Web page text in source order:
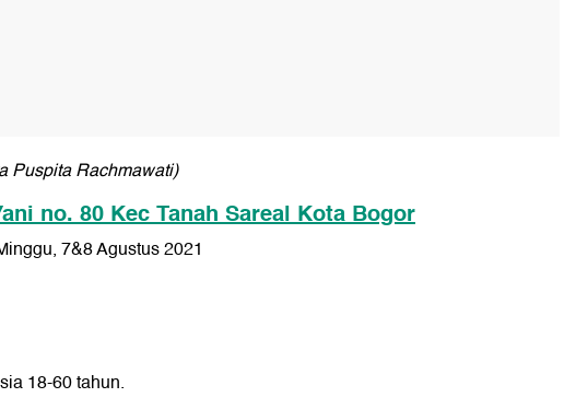
Puspita Rachmawati)
no. 80 Kec Tanah Sareal Kota Bogor
7&8 Agustus 2021
18-60 tahun.